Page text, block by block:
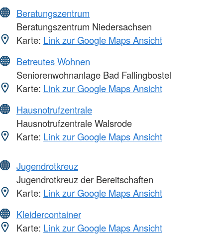
Beratungszentrum
Beratungszentrum Niedersachsen
Karte: Link zur Google Maps Ansicht
Betreutes Wohnen
Seniorenwohnanlage Bad Fallingbostel
Karte: Link zur Google Maps Ansicht
Hausnotrufzentrale
Hausnotrufzentrale Walsrode
Karte: Link zur Google Maps Ansicht
Jugendrotkreuz
Jugendrotkreuz der Bereitschaften
Karte: Link zur Google Maps Ansicht
Kleidercontainer
Karte: Link zur Google Maps Ansicht